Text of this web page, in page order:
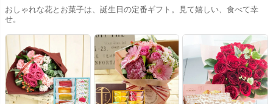
おしゃれな花とお菓子は、誕生日の定番ギフト。見て嬉しい、食べて幸
せ。